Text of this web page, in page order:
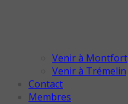
Venir à Montfort
Venir à Trémelin
Contact
Membres